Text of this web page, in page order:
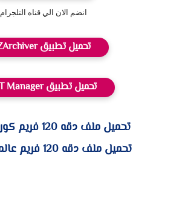
انضم الان الي قناه التلجرام
تحميل تطبيق ZArchiver
تحميل تطبيق MT Manager
تحميل ملف دقه 120 فريم كوريه من هنا
تحميل ملف دقه 120 فريم عالميه من هنا